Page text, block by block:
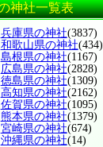
神社一覧表
兵庫県の神社(3837)
和歌山県の神社(434)
島根県の神社(1167)
広島県の神社(2828)
徳島県の神社(1309)
高知県の神社(2162)
佐賀県の神社(1095)
熊本県の神社(1379)
宮崎県の神社(674)
沖縄県の神社(14)